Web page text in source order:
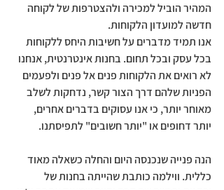
המהיר הוביל למכירה ולהצטרפות של לקוחה
חדשה למועדון הלקוחות.
אנו תמיד מדברים על חשיבות היחס ללקוחות
בכל עסק ובכל תחום. בחנות אינטרנטית, אנחנו
לא רואים את הלקוחות פנים אל פנים ולפעמים
הפניות שלהם דרך הצור קשר, נדחקות לשלב
מאוחר יותר, כי אנו עסוקים בדברים אחרים,
יותר דחופים או "יותר חשובים" לתפיסתנו.
הנה פנייה שנכנסה היום והחלה כשאלה מאוד
כללית. ווילמה כותבת שהייתה בחנות של